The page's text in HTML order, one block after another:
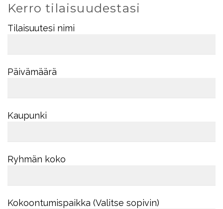
Kerro tilaisuudestasi
Tilaisuutesi nimi
Päivämäärä
Kaupunki
Ryhmän koko
Kokoontumispaikka (Valitse sopivin)